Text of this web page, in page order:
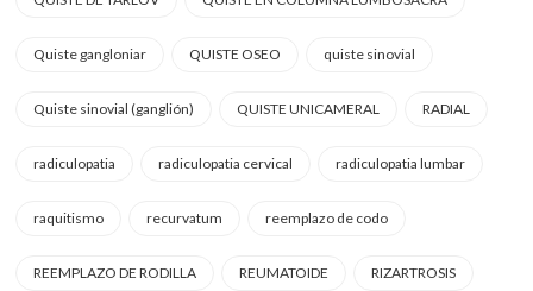
Quiste gangloniar QUISTE OSEO quiste sinovial
Quiste sinovial (ganglión) QUISTE UNICAMERAL RADIAL
radiculopatia radiculopatia cervical radiculopatia lumbar
raquitismo recurvatum reemplazo de codo
REEMPLAZO DE RODILLA REUMATOIDE RIZARTROSIS